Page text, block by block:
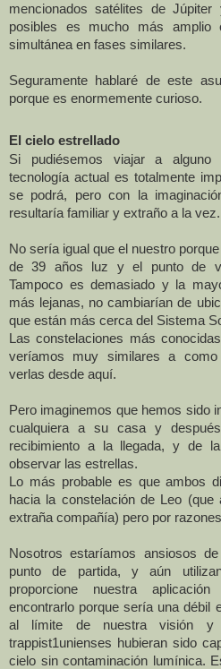
mencionados satélites de
posibles es mucho más
simultánea en fases similares.
Seguramente hablaré de este
porque es enormemente curioso.
El cielo estrellado
Si pudiésemos viajar a
tecnología actual es totalmente
se podrá, pero con la
resultaría familiar y extraño a la vez.
No sería igual que el nuestro
de 39 años luz y el punto de
Tampoco es demasiado y la
más lejanas, no cambiarían de
que están más cerca del Sistema
Las constelaciones más
veríamos muy similares a
verlas desde aquí.
Pero imaginemos que hemos sido
cualquiera a su casa y
recibimiento a la llegada, y de
observar las estrellas.
Lo más probable es que ambos
hacia la constelación de Leo
extraña compañía) pero por
Nosotros estaríamos ansiosos
punto de partida, y aún
proporcione nuestra
encontrarlo porque sería una débil
al límite de nuestra visión y
trappist1unienses hubieran sido
cielo sin contaminación lumínica.